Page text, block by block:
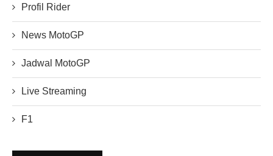
Profil Rider
News MotoGP
Jadwal MotoGP
Live Streaming
F1